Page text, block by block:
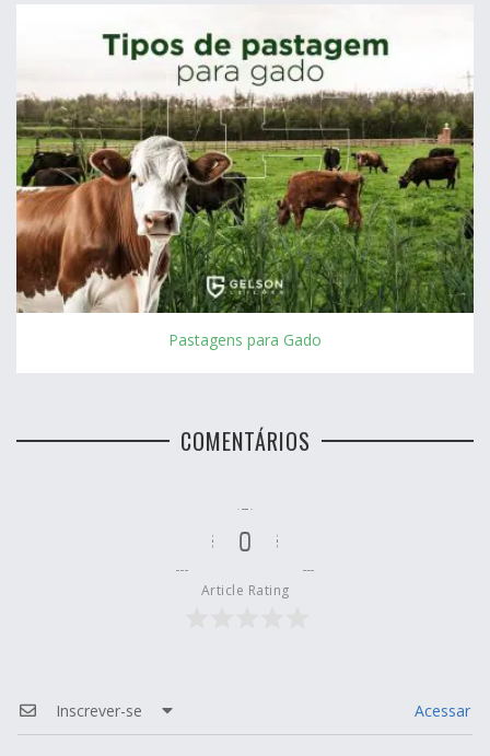
Pastagens para Gado
COMENTÁRIOS
0
Article Rating
Inscrever-se Acessar